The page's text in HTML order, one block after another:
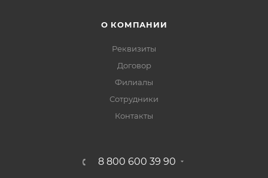
О КОМПАНИИ
Реквизиты
Договор
Филиалы
Сотрудники
Контакты
8 800 600 39 90